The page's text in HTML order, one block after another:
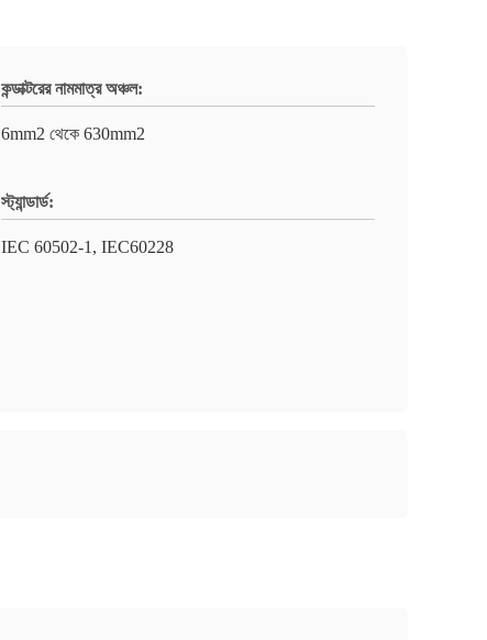
কন্ডাক্টরের নামমাত্র অঞ্চল:
6mm2 থেকে 630mm2
স্ট্যান্ডার্ড:
IEC 60502-1, IEC60228